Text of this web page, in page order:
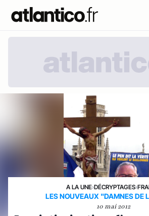
A LA UNE›DÉCRYPTAGES›
LES NOUVEAUX "DAMNES DE
10 mai 2012